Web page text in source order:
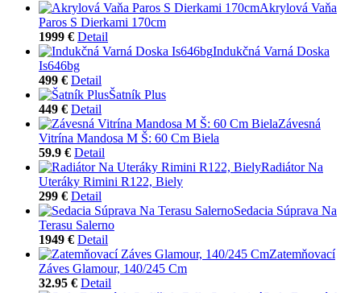
Akrylová Vaňa
Paros S Dierkami 170cm
1999 € Detail
Indukčná Varná Doska
Is646bg
499 € Detail
Šatník Plus
449 € Detail
Závesná
Vitrína Mandosa M Š: 60 Cm Biela
59.9 € Detail
Radiátor Na
Uteráky Rimini R122, Biely
299 € Detail
Sedacia Súprava Na
Terasu Salerno
1949 € Detail
Zatemňovací
Záves Glamour, 140/245 Cm
32.95 € Detail